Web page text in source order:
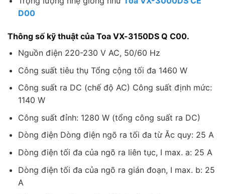
D00
Thông số kỹ thuật của Toa VX-3150DS Q C00.
Nguồn điện 220-230 V AC, 50/60 Hz
Công suất tiêu thụ Tổng cộng tối đa 1460 W
Công suất ra DC (chế độ AC) Công suất định mức:
1140 W
Công suất đỉnh: 1280 W (tổng công suất ra DC)
Dòng điện Dòng điện ngõ ra tối đa từ Ăc quy: 25 A
Dòng điện tối đa của ngõ ra liên tục, I max. a: 25 A
Dòng điện tối đa của ngõ ra gián đoạn, I max. b: 25
A